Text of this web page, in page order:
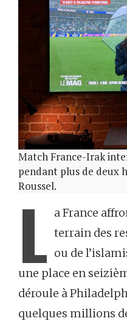
Match France-Irak
pendant plus de deux
Roussel.
L a France
terrain des
ou de
une place en
déroule à
quelques millions